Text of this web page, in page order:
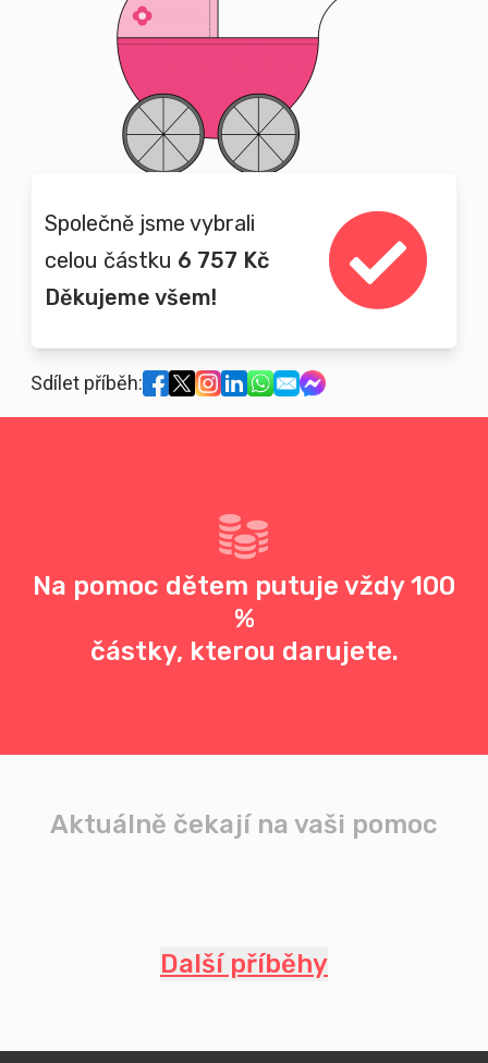
Společně jsme vybrali
celou částku 6 757 Kč
Děkujeme všem!
Sdílet příběh:
Na pomoc dětem putuje vždy 100
%
částky, kterou darujete.
Aktuálně čekají na vaši pomoc
Další příběhy